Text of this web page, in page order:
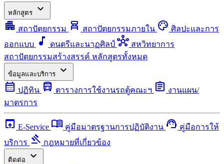
หลักสูตร
expand_more
apartment สถาปัตยกรรม chair_alt สถาปัตยกรรมภายใน palette ศิลปะและการ
ออกแบบ
music_note ดนตรีและนาฏศิลป์ hub สหวิทยาการ
สถาปัตยกรรมสร้างสรรค์ หลักสูตรทั้งหมด
ข้อมูลและบริการ
expand_more
calendar_month ปฏิทิน directions_bus ตารางการใช้งานรถตู้คณะฯ assignment งานแผน/
มาตรการ
open_in_browser E-Service menu_book คู่มือมาตรฐานการปฏิบัติงาน support_agent คู่มือการให้
บริการ gavel กฎหมายที่เกี่ยวข้อง
ติดต่อ
expand_more